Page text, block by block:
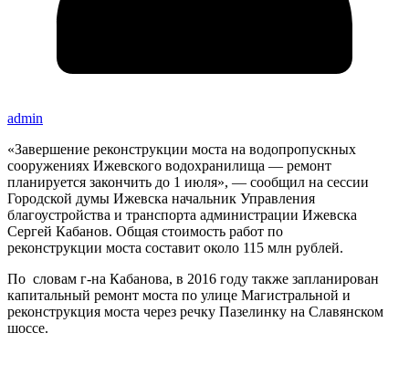
admin
«Завершение реконструкции моста на водопропускных
сооружениях Ижевского водохранилища — ремонт
планируется закончить до 1 июля», — сообщил на сессии
Городской думы Ижевска начальник Управления
благоустройства и транспорта администрации Ижевска
Сергей Кабанов. Общая стоимость работ по
реконструкции моста составит около 115 млн рублей.
По словам г-на Кабанова, в 2016 году также запланирован
капитальный ремонт моста по улице Магистральной и
реконструкция моста через речку Пазелинку на Славянском
шоссе.